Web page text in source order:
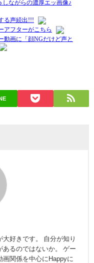
好きです。 自分が知り
あるのではないか。 ゲー
画関係を中心にHappyに